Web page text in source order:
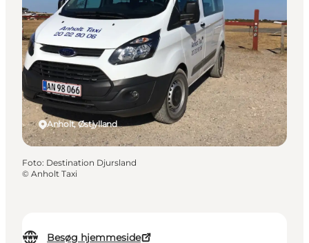
Besøg hjemmeside
Anholt, Østjylland
Foto: Destination Djursland
© Anholt Taxi